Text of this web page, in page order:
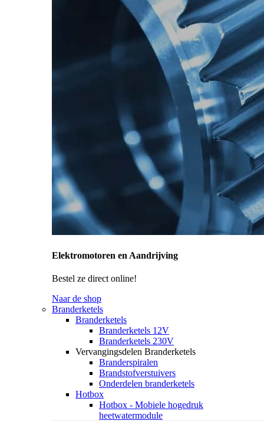
Elektromotoren en Aandrijving
Bestel ze direct online!
Naar de shop
Branderketels
Branderketels
Branderketels 12V
Branderketels 230V
Vervangingsdelen Branderketels
Branderspiralen
Brandstofverstuivers
Onderdelen branderketels
Hotbox
Hotbox - Mobiele hogedruk
heetwatermodule